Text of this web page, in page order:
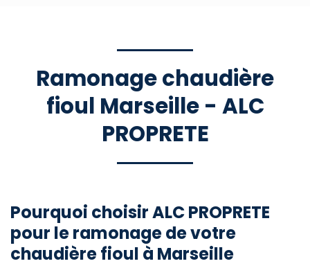
Ramonage chaudière
fioul Marseille - ALC
PROPRETE
Pourquoi choisir ALC PROPRETE
pour le ramonage de votre
chaudière fioul à Marseille